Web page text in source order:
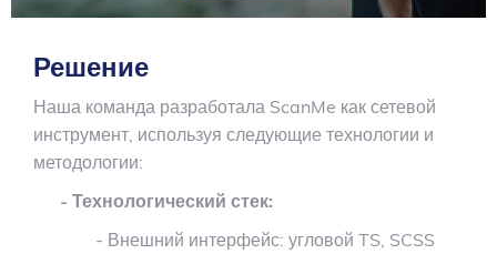
Решение
Наша команда разработала ScanMe как сетевой
инструмент, используя следующие технологии и
методологии:
- Технологический стек:
- Внешний интерфейс: угловой TS, SCSS